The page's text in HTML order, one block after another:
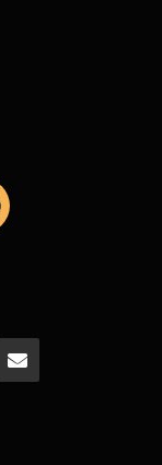
TikTokMail